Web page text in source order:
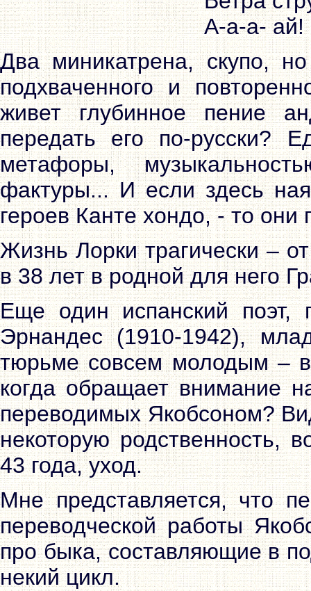
Два миникатрена, скупо,
подхваченного и
живет глубинное пение
передать его по-русски?
метафоры,
фактуры... И если здесь
героев Канте хондо, - то они
Жизнь Лорки трагически –
в 38 лет в родной для него
Еще один испанский поэт,
Эрнандес (1910-1942),
тюрьме совсем молодым –
когда обращает внимание
переводимых Якобсоном?
некоторую родственность,
43 года, уход.
Мне представляется, что
переводческой работы
про быка, составляющие в
некий цикл.